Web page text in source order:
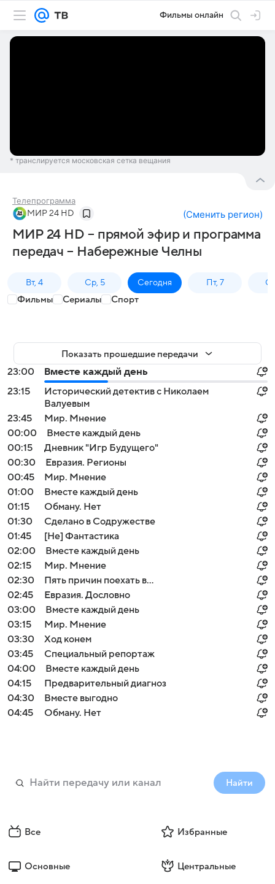
Фильмы онлайн
* транслируется московская сетка вещания
Телепрограмма
МИР 24 HD (Сменить регион)
МИР 24 HD – прямой эфир и программа
передач – Набережные Челны
Вт, 4 Ср, 5 Сегодня Пт, 7
Фильмы Сериалы Спорт
Показать прошедшие передачи
23:00
Вместе каждый день
23:15
Исторический детектив с Николаем
Валуевым
23:45
Мир. Мнение
00:00
Вместе каждый день
00:15
Дневник "Игр Будущего"
00:30
Евразия. Регионы
00:45
Мир. Мнение
01:00
Вместе каждый день
01:15
Обману. Нет
01:30
Сделано в Содружестве
01:45
[Не] Фантастика
02:00
Вместе каждый день
02:15
Мир. Мнение
02:30
Пять причин поехать в...
02:45
Евразия. Дословно
03:00
Вместе каждый день
03:15
Мир. Мнение
03:30
Ход конем
03:45
Специальный репортаж
04:00
Вместе каждый день
04:15
Предварительный диагноз
04:30
Вместе выгодно
04:45
Обману. Нет
Найти
Все Избранные
Основные Центральные